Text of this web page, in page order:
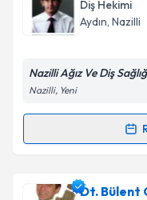
takvim
Kişisel
Metni'ni
Diş Hekimi
Aydın, Nazilli
Nazilli Ağız Ve Diş
Nazilli, Yeni
Randevu
Dt. Ali Yemeni
Dt. Bülent